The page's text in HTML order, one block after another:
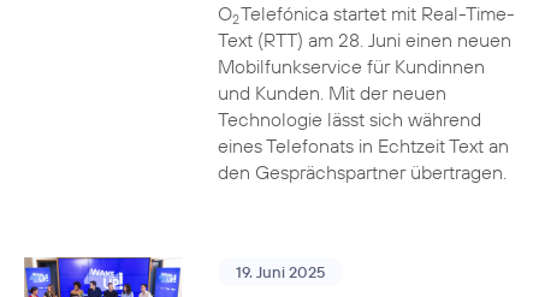
O2Telefónica startet mit Real-Time-
Text (RTT) am 28. Juni einen neuen
Mobilfunkservice für Kundinnen
und Kunden. Mit der neuen
Technologie lässt sich während
eines Telefonats in Echtzeit Text an
den Gesprächspartner übertragen.
19. Juni 2025